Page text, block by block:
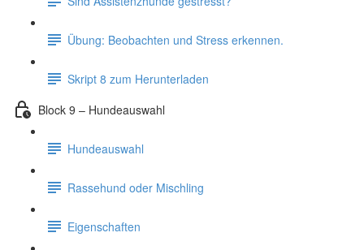
Übung: Beobachten und Stress erkennen.
Skript 8 zum Herunterladen
Block 9 – Hundeauswahl
Hundeauswahl
Rassehund oder Mischling
Eigenschaften